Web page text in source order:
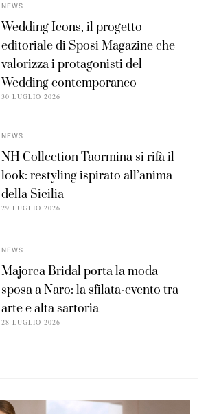
NEWS
Wedding Icons, il progetto
editoriale di Sposi Magazine che
valorizza i protagonisti del
Wedding contemporaneo
30 LUGLIO 2026
NEWS
NH Collection Taormina si rifà il
look: restyling ispirato all’anima
della Sicilia
29 LUGLIO 2026
NEWS
Majorca Bridal porta la moda
sposa a Naro: la sfilata-evento tra
arte e alta sartoria
28 LUGLIO 2026